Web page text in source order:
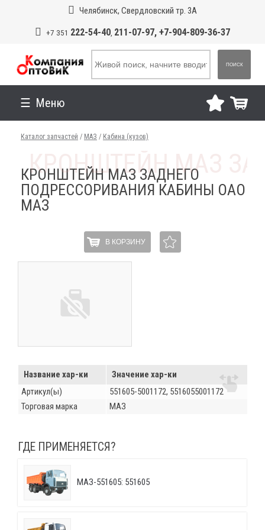
Челябинск, Свердловский тр. 3А
+7 351 222-54-40, 211-07-97, +7-904-809-36-37
ПОИСК
Меню
Каталог запчастей / МАЗ / Кабина (кузов)
КРОНШТЕЙН МАЗ ЗАДНЕГО
ПОДРЕССОРИВАНИЯ КАБИНЫ ОАО
МАЗ
В КОРЗИНУ
Название хар-ки
Значение хар-ки
Артикул(ы)
551605-5001172, 5516055001172
Торговая марка
МАЗ
ГДЕ ПРИМЕНЯЕТСЯ?
МАЗ-551605: 551605